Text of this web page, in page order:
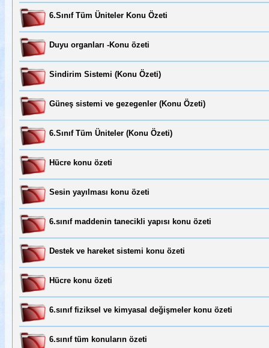
6.Sınıf Tüm Üniteler Konu Özeti
Duyu organları -Konu özeti
Sindirim Sistemi (Konu Özeti)
Güneş sistemi ve gezegenler (Konu Özeti)
6.Sınıf Tüm Üniteler (Konu Özeti)
Hücre konu özeti
Sesin yayılması konu özeti
6.sınıf maddenin tanecikli yapısı konu özeti
Destek ve hareket sistemi konu özeti
Hücre konu özeti
6.sınıf fiziksel ve kimyasal değişmeler konu özeti
6.sınıf tüm konuların özeti